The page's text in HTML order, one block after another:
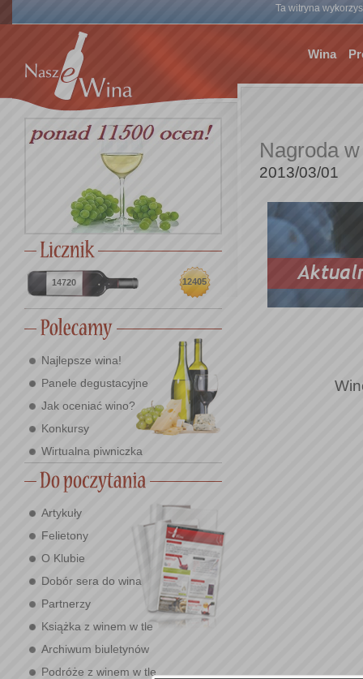
Ta witryna
Wina
14720 12405
Najlepsze wina!
Panele degustacyjne
Jak oceniać wino?
Konkursy
Wirtualna piwniczka
Artykuły
Felietony
O Klubie
Dobór sera do wina
Partnerzy
Książka z winem w tle
Archiwum biuletynów
Podróże z winem w tle
Nagroda
2013/03/01